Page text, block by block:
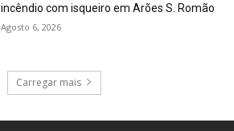
incêndio com isqueiro em Arões S. Romão
Agosto 6, 2026
Carregar mais